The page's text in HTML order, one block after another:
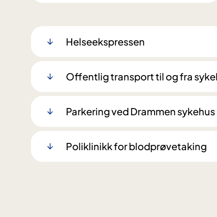
Helseekspressen
Offentlig transport til og fra
Parkering ved Drammen sykehus
Poliklinikk for blodprøvetaking